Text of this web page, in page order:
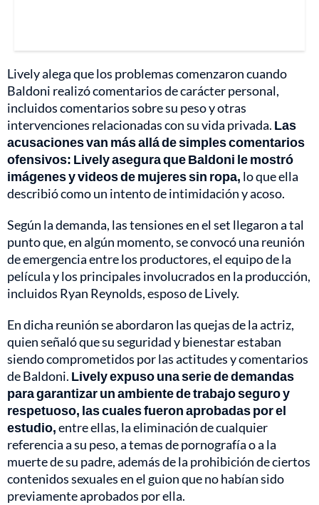
Lively alega que los problemas comenzaron cuando
Baldoni realizó comentarios de carácter personal,
incluidos comentarios sobre su peso y otras
intervenciones relacionadas con su vida privada. Las
acusaciones van más allá de simples comentarios
ofensivos: Lively asegura que Baldoni le mostró
imágenes y videos de mujeres sin ropa, lo que ella
describió como un intento de intimidación y acoso.
Según la demanda, las tensiones en el set llegaron a tal
punto que, en algún momento, se convocó una reunión
de emergencia entre los productores, el equipo de la
película y los principales involucrados en la producción,
incluidos Ryan Reynolds, esposo de Lively.
En dicha reunión se abordaron las quejas de la actriz,
quien señaló que su seguridad y bienestar estaban
siendo comprometidos por las actitudes y comentarios
de Baldoni. Lively expuso una serie de demandas
para garantizar un ambiente de trabajo seguro y
respetuoso, las cuales fueron aprobadas por el
estudio,entre ellas, la eliminación de cualquier
referencia a su peso, a temas de pornografía o a la
muerte de su padre, además de la prohibición de ciertos
contenidos sexuales en el guion que no habían sido
previamente aprobados por ella.